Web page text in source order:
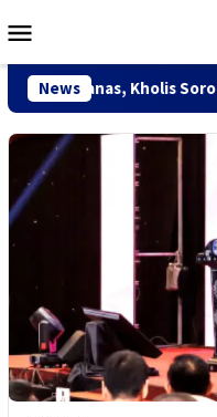
ke
Mobile
News
Soroti Gugatan Fiktif